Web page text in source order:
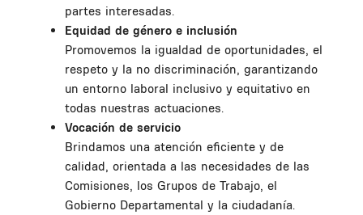
partes interesadas.
Equidad de género e inclusión
Promovemos la igualdad de oportunidades, el
respeto y la no discriminación, garantizando
un entorno laboral inclusivo y equitativo en
todas nuestras actuaciones.
Vocación de servicio
Brindamos una atención eficiente y de
calidad, orientada a las necesidades de las
Comisiones, los Grupos de Trabajo, el
Gobierno Departamental y la ciudadanía.